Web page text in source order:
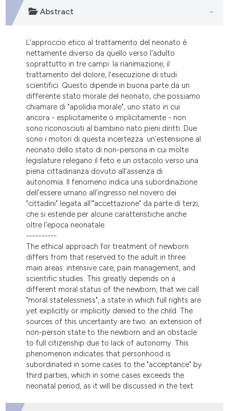
scite.ai
shows how a scientific paper
been cited by providing the
of the citation, a
describing whether
mentions, or contrasts
cited claim, and a label
in which section the
was made.
Abstract
L'approccio etico al trattamento del neonato è
nettamente diverso da quello verso l'adulto
soprattutto in tre campi: la rianimazione, il
trattamento del dolore, l'esecuzione di studi
scientifici. Questo dipende in buona parte da un
differente stato morale del neonato, che possiamo
chiamare di "apolidia morale", uno stato in cui
ancora - esplicitamente o implicitamente - non
sono riconosciuti al bambino nato pieni diritti. Due
sono i motori di questa incertezza: un'estensione al
neonato dello stato di non-persona in cui molte
legislature relegano il feto e un ostacolo verso una
piena cittadinanza dovuto all'assenza di
autonomia. Il fenomeno indica una subordinazione
dell'essere umano all'ingresso nel novero dei
"cittadini" legata all'"accettazione" da parte di terzi,
che si estende per alcune caratteristiche anche
oltre l'epoca neonatale.
----------
The ethical approach for treatment of newborn
differs from that reserved to the adult in three
main areas: intensive care, pain management, and
scientific studies. This greatly depends on a
different moral status of the newborn, that we call
"moral statelessness", a state in which full rights are
yet explicitly or implicitly denied to the child. The
sources of this uncertainty are two: an extension of
non-person state to the newborn and an obstacle
to full citizenship due to lack of autonomy. This
phenomenon indicates that personhood is
subordinated in some cases to the "acceptance" by
third parties, which in some cases exceeds the
neonatal period, as it will be discussed in the text.